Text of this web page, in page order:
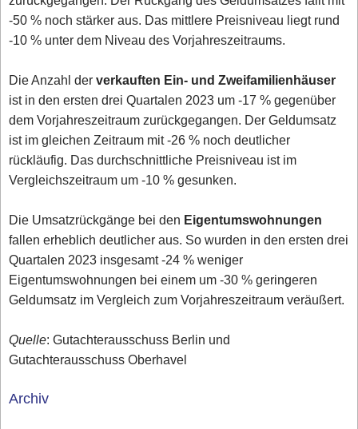
-50 % noch stärker aus. Das mittlere Preisniveau liegt rund
-10 % unter dem Niveau des Vorjahreszeitraums.
Die Anzahl derverkauften Ein- und Zweifamilienhäuser
ist in den ersten drei Quartalen 2023 um -17 % gegenüber
dem Vorjahreszeitraum zurückgegangen. Der Geldumsatz
ist im gleichen Zeitraum mit -26 % noch deutlicher
rückläufig. Das durchschnittliche Preisniveau ist im
Vergleichszeitraum um -10 % gesunken.
Die Umsatzrückgänge bei den Eigentumswohnungen
fallen erheblich deutlicher aus. So wurden in den ersten drei
Quartalen 2023 insgesamt -24 % weniger
Eigentumswohnungen bei einem um -30 % geringeren
Geldumsatz im Vergleich zum Vorjahreszeitraum veräußert.
Quelle: Gutachterausschuss Berlin und
Gutachterausschuss Oberhavel
Archiv